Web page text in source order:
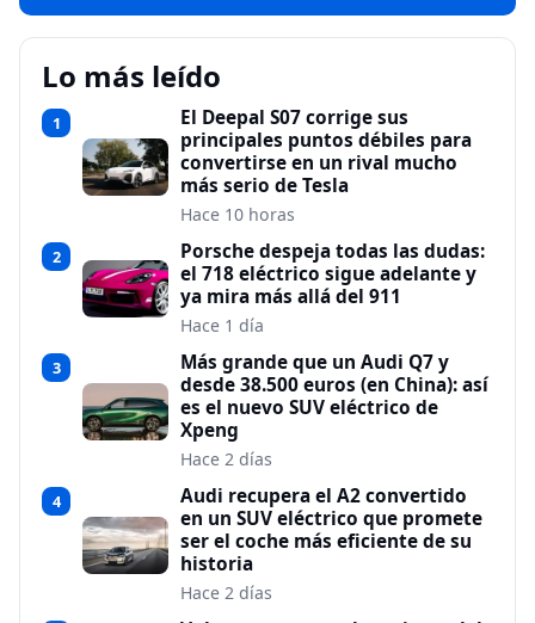
Lo más leído
1
El Deepal S07 corrige sus
principales puntos débiles para
convertirse en un rival mucho
más serio de Tesla
Hace 10 horas
2
Porsche despeja todas las dudas:
el 718 eléctrico sigue adelante y
ya mira más allá del 911
Hace 1 día
3
Más grande que un Audi Q7 y
desde 38.500 euros (en China): así
es el nuevo SUV eléctrico de
Xpeng
Hace 2 días
4
Audi recupera el A2 convertido
en un SUV eléctrico que promete
ser el coche más eficiente de su
historia
Hace 2 días